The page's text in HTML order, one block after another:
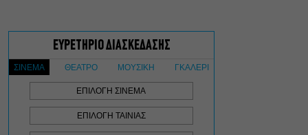
Φθινόπωρο
αρχαιολογικός χώρος του
Ραμνούντος